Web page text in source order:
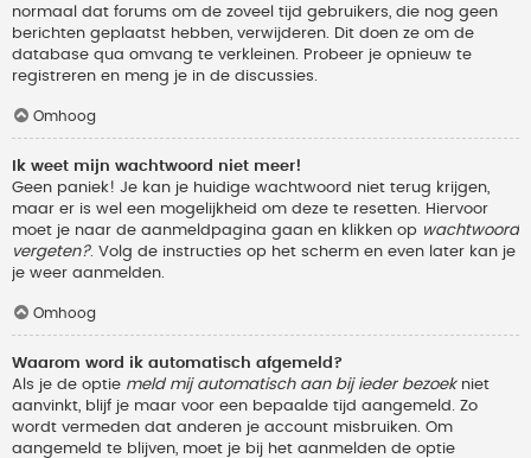
normaal dat forums om de zoveel tijd gebruikers, die nog geen
berichten geplaatst hebben, verwijderen. Dit doen ze om de
database qua omvang te verkleinen. Probeer je opnieuw te
registreren en meng je in de discussies.
Omhoog
Ik weet mijn wachtwoord niet meer!
Geen paniek! Je kan je huidige wachtwoord niet terug krijgen,
maar er is wel een mogelijkheid om deze te resetten. Hiervoor
moet je naar de aanmeldpagina gaan en klikken op wachtwoord
vergeten?. Volg de instructies op het scherm en even later kan je
je weer aanmelden.
Omhoog
Waarom word ik automatisch afgemeld?
Als je de optie meld mij automatisch aan bij ieder bezoekniet
aanvinkt, blijf je maar voor een bepaalde tijd aangemeld. Zo
wordt vermeden dat anderen je account misbruiken. Om
aangemeld te blijven, moet je bij het aanmelden de optie